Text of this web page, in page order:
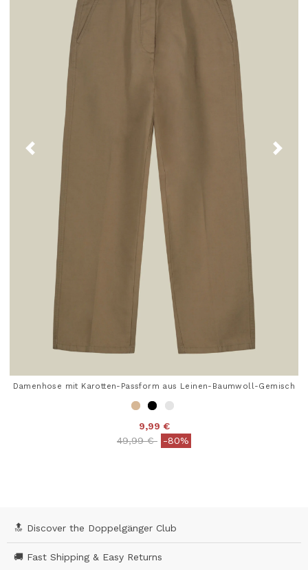
Damenhose mit Karotten-Passform aus Leinen-Baumwoll-Gemisch
9,99 €
Price reduced from
49,99 €to-80%
🔝 Discover the Doppelgänger Club
🚚 Fast Shipping & Easy Returns